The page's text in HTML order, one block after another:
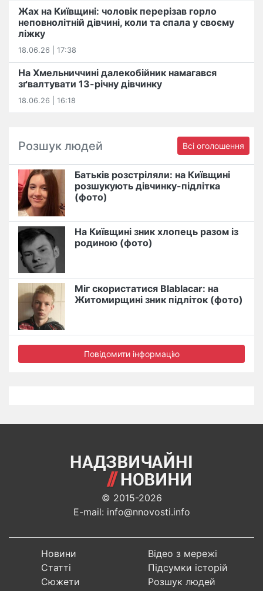
Жах на Київщині: чоловік перерізав горло
неповнолітній дівчині, коли та спала у своєму
ліжку
18.06.26 | 17:38
На Хмельниччині далекобійник намагався
зґвалтувати 13-річну дівчинку
18.06.26 | 16:18
Розшук людей Всі оголошення
Батьків розстріляли: на Київщині
розшукують дівчинку-підлітка
(фото)
На Київщині зник хлопець разом із
родиною (фото)
Міг скористатися Blablacar: на
Житомирщині зник підліток (фото)
Повідомити інформацію
© 2015-2026
E-mail: info@nnovosti.info
Новини
Статті
Сюжети
Відео з мережі
Підсумки історій
Розшук людей